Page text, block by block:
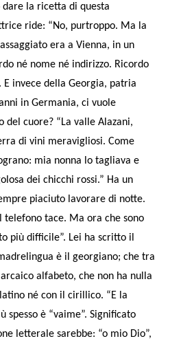
dare la ricetta di questa
ride: “No, purtroppo. Ma la
era a Vienna, in un
né nome né indirizzo. Ricordo
E invece della Georgia, patria
in Germania, ci vuole
del cuore? “La valle Alazani,
di vini meravigliosi. Come
mia nonna lo tagliava e
dei chicchi rossi.” Ha un
piaciuto lavorare di notte.
tace. Ma ora che sono
più difficile”. Lei ha scritto il
è il georgiano; che tra
alfabeto, che non ha nulla
né con il cirillico. “E la
spesso è “vaime”. Significato
letterale sarebbe: “o mio Dio”,